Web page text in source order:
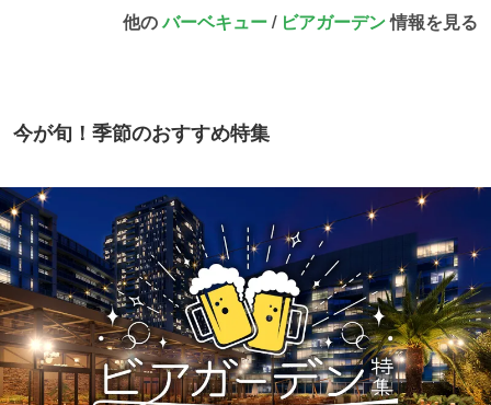
他のバーベキュー/ ビアガーデン情報を見る
今が旬！季節のおすすめ特集